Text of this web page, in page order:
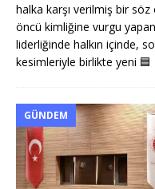
halka karşı verilmiş bir
öncü kimliğine vurgu
liderliğinde halkın içinde,
kesimleriyle birlikte yeni 🟦
GÜNDEM